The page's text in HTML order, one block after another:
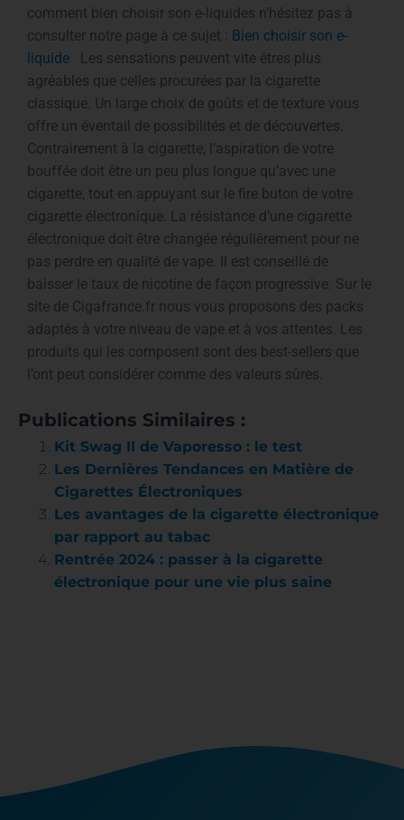
comment bien choisir son e-liquides n’hésitez pas à
consulter notre page à ce sujet : Bien choisir son e-
liquide Les sensations peuvent vite êtres plus
agréables que celles procurées par la cigarette
classique. Un large choix de goûts et de texture vous
offre un éventail de possibilités et de découvertes.
Contrairement à la cigarette, l’aspiration de votre
bouffée doit être un peu plus longue qu’avec une
cigarette, tout en appuyant sur le fire buton de votre
cigarette électronique. La résistance d’une cigarette
électronique doit être changée régulièrement pour ne
pas perdre en qualité de vape. Il est conseillé de
baisser le taux de nicotine de façon progressive. Sur le
site de Cigafrance.fr nous vous proposons des packs
adaptés à votre niveau de vape et à vos attentes. Les
produits qui les composent sont des best-sellers que
l’ont peut considérer comme des valeurs sûres.
Publications Similaires :
Kit Swag II de Vaporesso : le test
Les Dernières Tendances en Matière de
Cigarettes Électroniques
Les avantages de la cigarette électronique
par rapport au tabac
Rentrée 2024 : passer à la cigarette
électronique pour une vie plus saine